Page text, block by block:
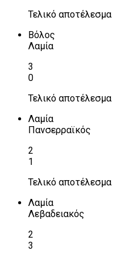
Τελικό αποτέλεσμα
Βόλος
Λαμία
3
0
Τελικό αποτέλεσμα
Λαμία
Πανσερραϊκός
2
1
Τελικό αποτέλεσμα
Λαμία
Λεβαδειακός
2
3